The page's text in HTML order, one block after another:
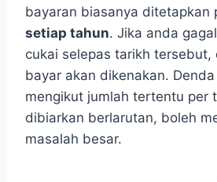
bayaran biasanya ditetapkan
setiap tahun. Jika anda
cukai selepas tarikh
bayar akan dikenakan.
mengikut jumlah tertentu per
dibiarkan berlarutan, boleh
masalah besar.